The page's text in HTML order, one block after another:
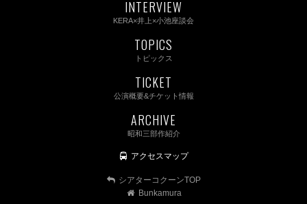
INTERVIEW
KERA×井上×小池座談会
TOPICS
トピックス
TICKET
公演概要&チケット情報
ARCHIVE
昭和三部作紹介
アクセスマップ
シアターコクーンTOP
Bunkamura